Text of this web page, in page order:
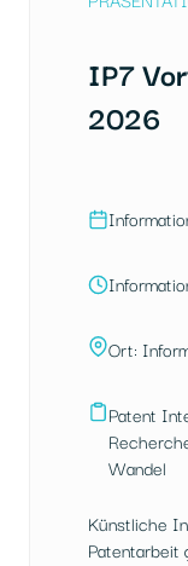
IP7
2026
Ort:
Patent
Wandel
Künstliche
Patentarbeit